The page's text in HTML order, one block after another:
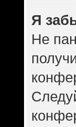
Я
Не